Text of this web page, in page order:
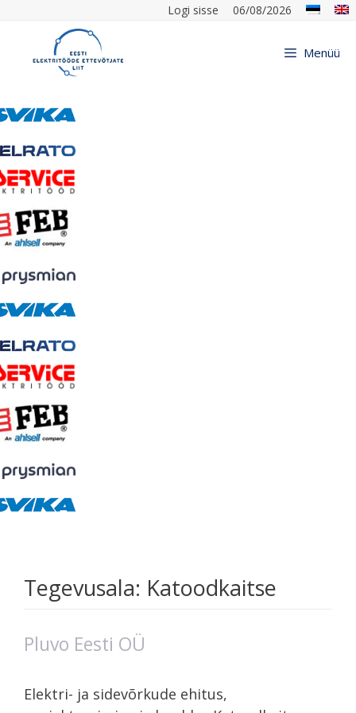
Logi sisse 06/08/2026
Menüü
Tegevusala: Katoodkaitse
Pluvo Eesti OÜ
Elektri- ja sidevõrkude ehitus,